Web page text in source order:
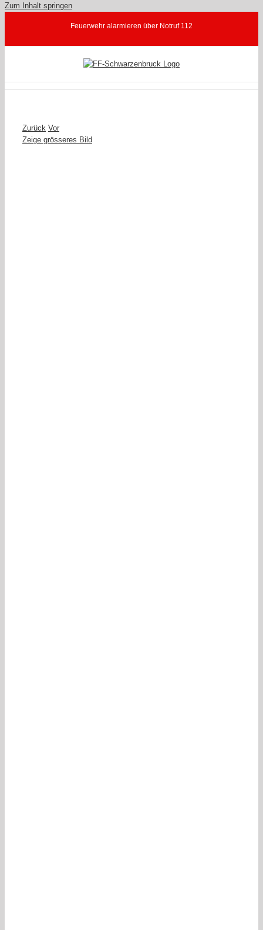
Zum Inhalt springen
Feuerwehr alarmieren über Notruf 112
Zurück Vor
Zeige grösseres Bild